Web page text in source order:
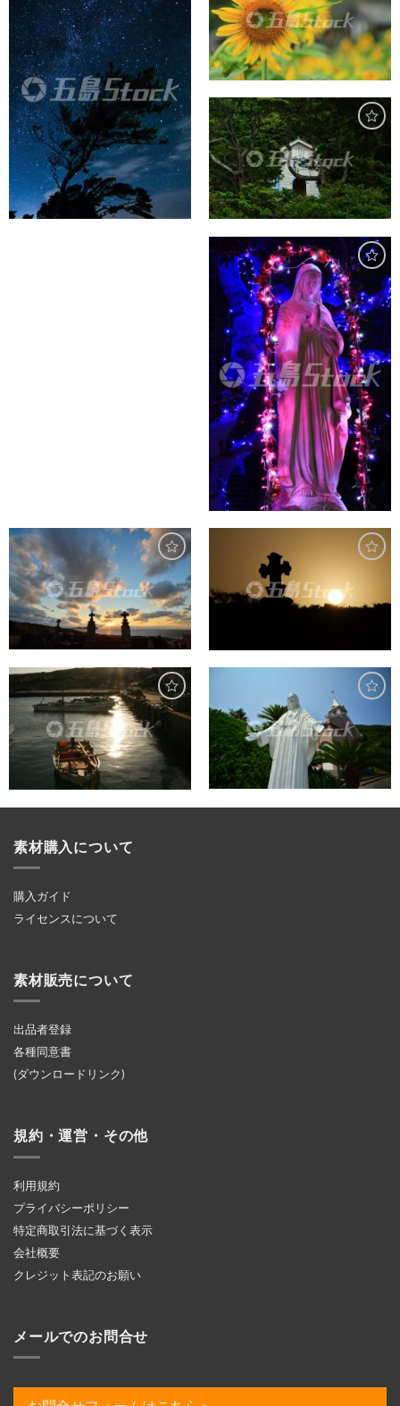
素材購入について
購入ガイド
ライセンスについて
素材販売について
出品者登録
各種同意書
(ダウンロードリンク)
規約・運営・その他
利用規約
プライバシーポリシー
特定商取引法に基づく表示
会社概要
クレジット表記のお願い
メールでのお問合せ